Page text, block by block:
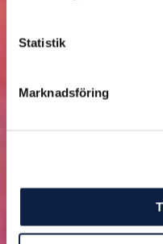
Statistik
Marknadsföring